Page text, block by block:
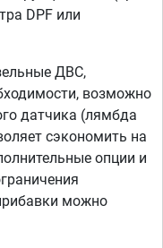
DPF или
ДВС,
возможно
датчика (лямбда
сэкономить на
опции и
можно